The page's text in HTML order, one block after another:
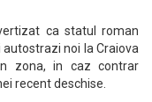
ca statul roman
noi la Craiova
zona, in caz contrar
recent deschise.